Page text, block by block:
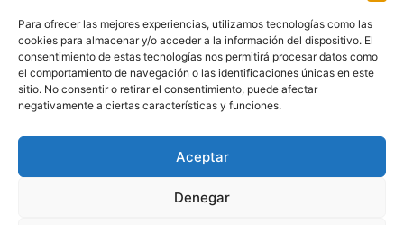
Para ofrecer las mejores experiencias, utilizamos tecnologías como las
cookies para almacenar y/o acceder a la información del dispositivo. El
consentimiento de estas tecnologías nos permitirá procesar datos como
el comportamiento de navegación o las identificaciones únicas en este
sitio. No consentir o retirar el consentimiento, puede afectar
negativamente a ciertas características y funciones.
Aceptar
Denegar
Comprender el mundo para transformarlo.
Información Legal
჻Política de privacidad
Política de cookies